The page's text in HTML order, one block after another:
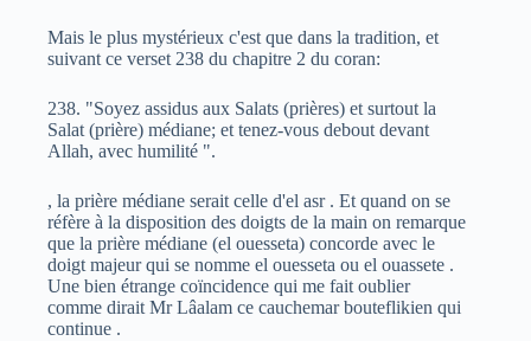
Mais le plus mystérieux c'est que dans la tradition, et
suivant ce verset 238 du chapitre 2 du coran:
238. "Soyez assidus aux Salats (prières) et surtout la
Salat (prière) médiane; et tenez-vous debout devant
Allah, avec humilité ".
, la prière médiane serait celle d'el asr . Et quand on se
réfère à la disposition des doigts de la main on remarque
que la prière médiane (el ouesseta) concorde avec le
doigt majeur qui se nomme el ouesseta ou el ouassete .
Une bien étrange coïncidence qui me fait oublier
comme dirait Mr Lâalam ce cauchemar bouteflikien qui
continue .